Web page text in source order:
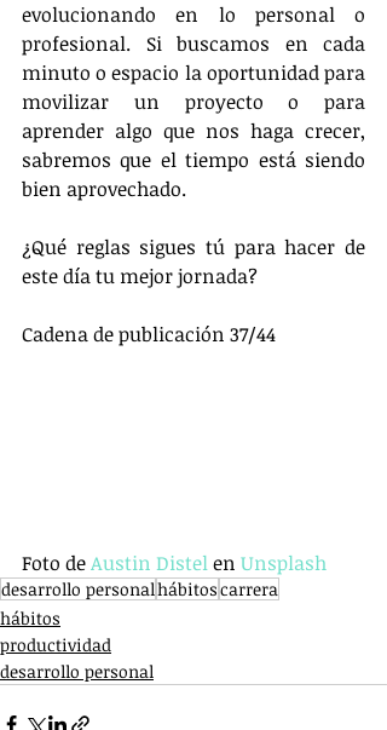
evolucionando en lo personal o
profesional. Si buscamos en cada
minuto o espacio la oportunidad para
movilizar un proyecto o para
aprender algo que nos haga crecer,
sabremos que el tiempo está siendo
bien aprovechado.
¿Qué reglas sigues tú para hacer de
este día tu mejor jornada?
Cadena de publicación 37/44
Foto de Austin Distel en Unsplash
desarrollo personalhábitoscarrera
hábitos
productividad
desarrollo personal